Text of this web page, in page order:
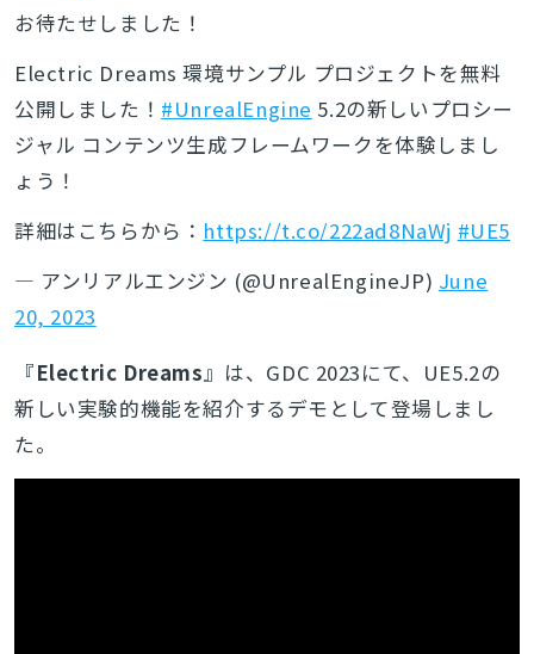
お待たせしました！
Electric Dreams 環境サンプル プロジェクトを無料
公開しました！ #UnrealEngine 5.2の新しいプロシー
ジャル コンテンツ生成フレームワークを体験しまし
ょう！
詳細はこちらから： https://t.co/222ad8NaWj #UE5
— アンリアルエンジン (@UnrealEngineJP) June
20, 2023
『Electric Dreams』は、GDC 2023にて、UE5.2の
新しい実験的機能を紹介するデモとして登場しまし
た。